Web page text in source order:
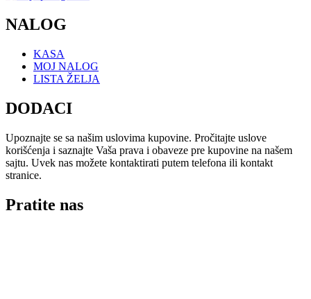
NALOG
KASA
MOJ NALOG
LISTA ŽELJA
DODACI
Upoznajte se sa našim uslovima kupovine. Pročitajte uslove
korišćenja i saznajte Vaša prava i obaveze pre kupovine na našem
sajtu. Uvek nas možete kontaktirati putem telefona ili kontakt
stranice.
Pratite nas